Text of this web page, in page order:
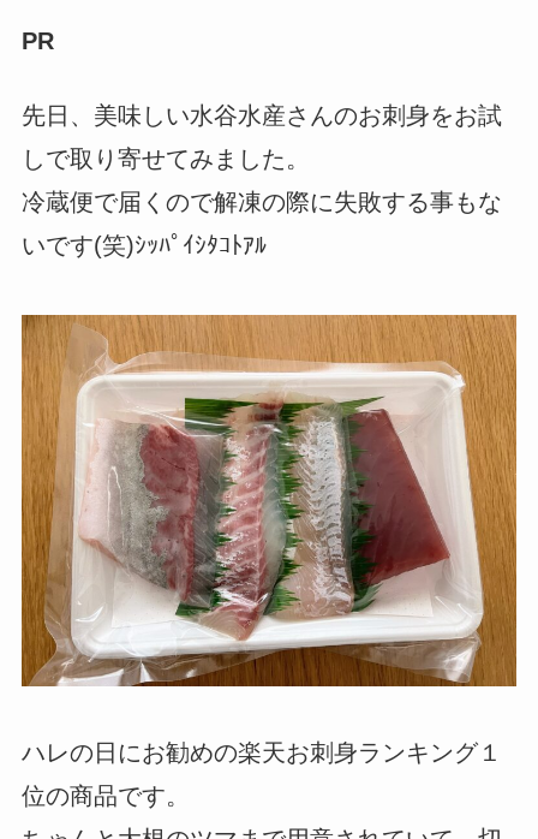
PR
先日、美味しい水谷水産さんのお刺身をお試
しで取り寄せてみました。
冷蔵便で届くので解凍の際に失敗する事もな
いです(笑)ｼｯﾊﾟｲｼﾀｺﾄｱﾙ
ハレの日にお勧めの楽天お刺身ランキング１
位の商品です。